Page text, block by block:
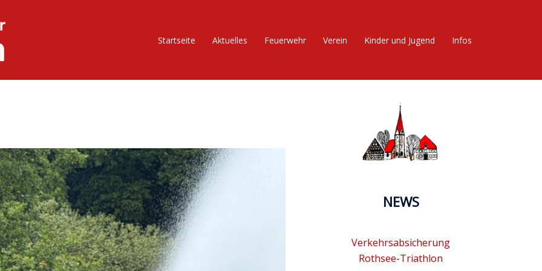
Startseite Aktuelles Feuerwehr Verein Kinder und Jugend Infos
NEWS
Verkehrsabsicherung
Rothsee-Triathlon